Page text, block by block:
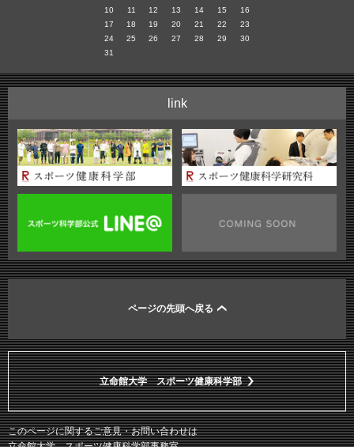
10
11 12 13 14 15
16
17
18 19 20 21 22
23
24
25 26 27 28 29
30
31
link
ページの先頭へ戻る
立命館大学 スポーツ健康科学部
このページに関するご意見・お問い合わせは